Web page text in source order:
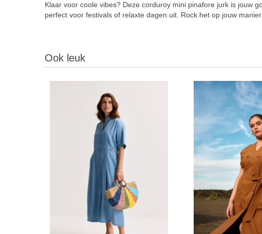
Klaar voor coole vibes? Deze corduroy mini pinafore jurk is jouw
perfect voor festivals of relaxte dagen uit. Rock het op jouw
Ook leuk